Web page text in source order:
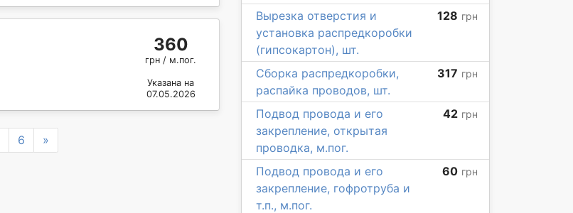
360
грн / м.пог.
Указана на
07.05.2026
6 »
Вырезка отверстия и
установка распредкоробки
(гипсокартон), шт.
128 грн
Сборка распредкоробки,
распайка проводов, шт.
317 грн
Подвод провода и его
закрепление, открытая
проводка, м.пог.
42 грн
Подвод провода и его
закрепление, гофротруба и
т.п., м.пог.
60 грн